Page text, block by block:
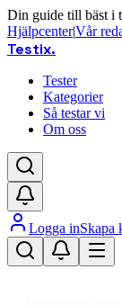
Din guide till bäst i
Hjälpcenter|Vår
Testix.
Tester
Kategorier
Så testar vi
Om oss
Logga inSkapa